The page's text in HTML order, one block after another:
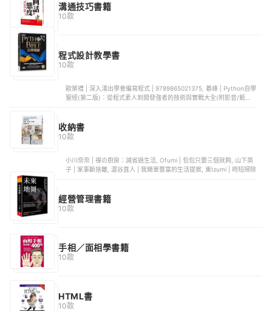
溝通技巧書籍
10款
程式設計教學書
10款
歐萊禮 | 深入淺出學會編寫程式 | 9789865021375, 碁峰 | Python自學
聖經(第二版)：從程式素人到開發強者的技術與實戰大全(附影音/範例程
向頂尖高手之路：王者歸來(第二版)全彩版 | 9789865501587, 旗標圖
書 | 白話演算法！ 培養程式設計的邏輯思考 | 9789863126546
收納書
10款
小川奈奈 | 禪の廚房：減省過生活, Ofumi | 包包只要三個就夠, 山下英
子 | 家事斷捨離, 澀谷直人 | 我簡單豐富的生活提案, 東Izumi | 時短掃除
經營管理書籍
10款
手相／面相學書籍
10款
HTML書
10款